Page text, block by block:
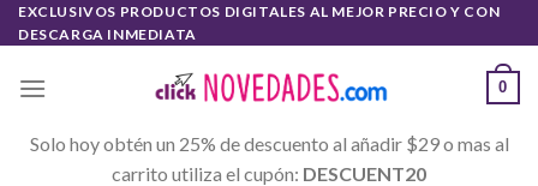
Skip
to
EXCLUSIVOS PRODUCTOS DIGITALES AL MEJOR PRECIO Y CON
DESCARGA INMEDIATA
0
Solo hoy obtén un 25% de descuento al añadir $29 o mas al
carrito utiliza el cupón: DESCUENT20